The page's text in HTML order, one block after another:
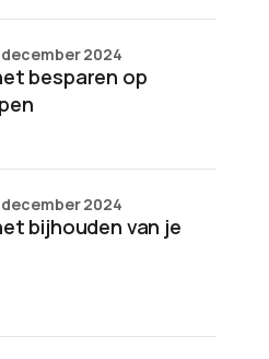
besparen op
december 2024
bijhouden van je
december 2024